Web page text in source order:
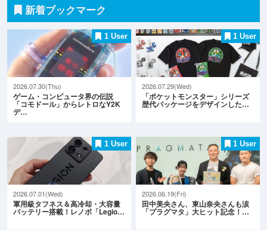
新着ブックマーク
1 User
2026.07.30(Thu)
ゲーム・コンピュータ界の伝説
「コモドール」からレトロなY2K
デ…
1 User
2026.07.29(Wed)
「ポケットモンスター」シリーズ
歴代パッケージをデザインした…
1 User
2026.07.01(Wed)
軍用級タフネス＆高冷却・大容量
バッテリー搭載！レノボ「Legio…
1 User
2026.06.19(Fri)
田中美央さん、東山奈央さんも涙
「プラグマタ」大ヒット記念！…